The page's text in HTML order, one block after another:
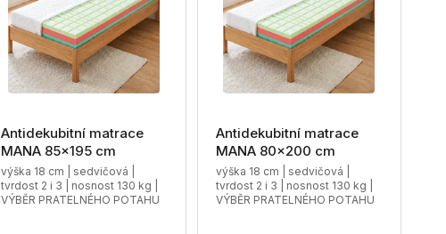
Antidekubitní matrace
MANA 85x195 cm
výška 18 cm | sedvičová |
tvrdost 2 i 3 | nosnost 130 kg |
VÝBĚR PRATELNÉHO POTAHU
Antidekubitní matrace
MANA 80x200 cm
výška 18 cm | sedvičová |
tvrdost 2 i 3 | nosnost 130 kg |
VÝBĚR PRATELNÉHO POTAHU